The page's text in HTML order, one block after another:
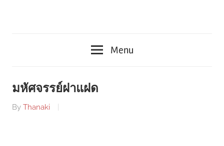
Menu
มหัศจรรย์ฝาแฝด
By Thanaki